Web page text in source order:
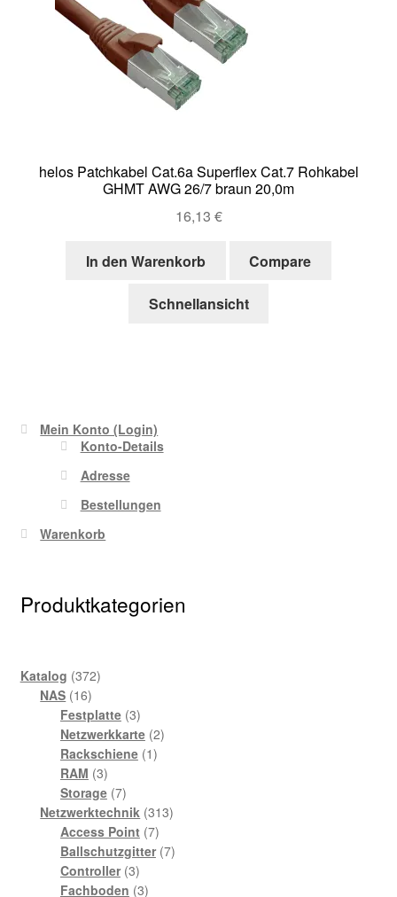
helos Patchkabel Cat.6a Superflex Cat.7 Rohkabel
GHMT AWG 26/7 braun 20,0m
16,13 €
In den Warenkorb Compare
Schnellansicht
Mein Konto (Login)
Konto-Details
Adresse
Bestellungen
Warenkorb
Produktkategorien
Katalog 372372
NAS 1616
Produkte
Festplatte 33
Produkte
Netzwerkkarte 22
Rackschiene 11
RAM 33
Produkte
Storage 77
Produkte
Netzwerktechnik 313313
Access Point 77
Produkte
Ballschutzgitter 77
Controller 33
Produkte
Fachboden 33